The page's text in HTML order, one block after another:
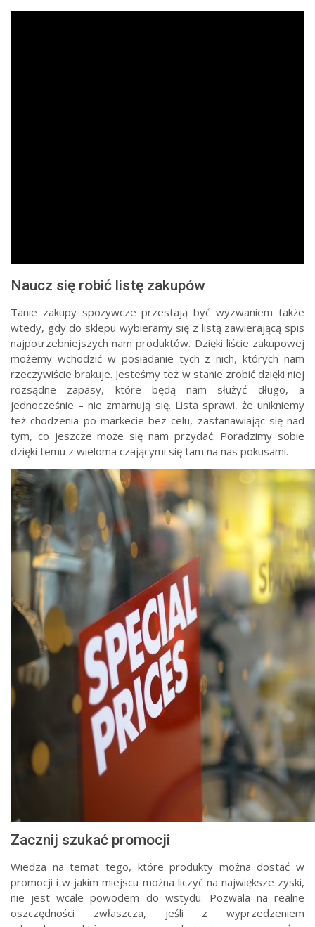
Naucz się robić listę zakupów
Tanie zakupy spożywcze przestają być wyzwaniem także
wtedy, gdy do sklepu wybieramy się z listą zawierającą spis
najpotrzebniejszych nam produktów. Dzięki liście zakupowej
możemy wchodzić w posiadanie tych z nich, których nam
rzeczywiście brakuje. Jesteśmy też w stanie zrobić dzięki niej
rozsądne zapasy, które będą nam służyć długo, a
jednocześnie – nie zmarnują się. Lista sprawi, że unikniemy
też chodzenia po markecie bez celu, zastanawiając się nad
tym, co jeszcze może się nam przydać. Poradzimy sobie
dzięki temu z wieloma czającymi się tam na nas pokusami.
Zacznij szukać promocji
Wiedza na temat tego, które produkty można dostać w
promocji i w jakim miejscu można liczyć na największe zyski,
nie jest wcale powodem do wstydu. Pozwala na realne
oszczędności zwłaszcza, jeśli z wyprzedzeniem